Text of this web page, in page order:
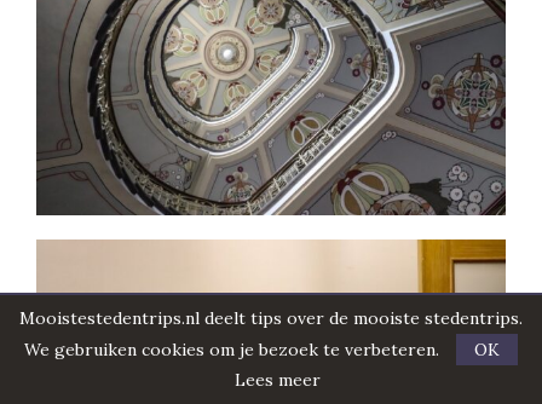
Mooistestedentrips.nl deelt tips over de mooiste stedentrips.
We gebruiken cookies om je bezoek te verbeteren.
OK
Lees meer